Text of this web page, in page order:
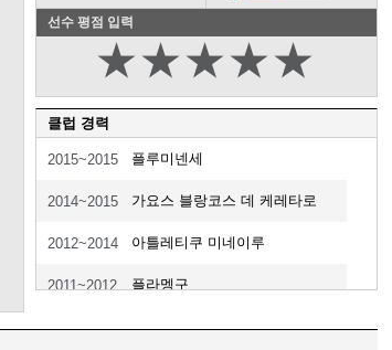
선수 평점 입력
★★★★★
클럽 경력
2015~2015 플루미넨세
2014~2015 가요스 블랑코스 데 케레타로
2012~2014 아틀레티쿠 미네이루
2011~2012 플라멩구
2008~2011 밀라노 FC